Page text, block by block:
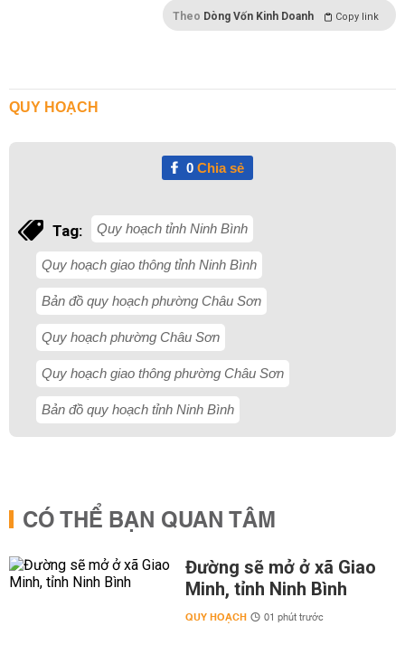
Theo Dòng Vốn Kinh Doanh Copy link
QUY HOẠCH
0Chia sẻ
Tag: Quy hoạch tỉnh Ninh Bình
Quy hoạch giao thông tỉnh Ninh Bình
Bản đồ quy hoạch phường Châu Sơn
Quy hoạch phường Châu Sơn
Quy hoạch giao thông phường Châu Sơn
Bản đồ quy hoạch tỉnh Ninh Bình
CÓ THỂ BẠN QUAN TÂM
Đường sẽ mở ở xã Giao
Minh, tỉnh Ninh Bình
QUY HOẠCH 01 phút trước